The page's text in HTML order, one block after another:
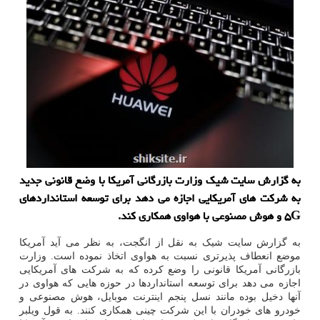
به گزارش سایت شیك وزارت بازرگانی آمریكا با وضع قانونی جدید
به شركت های آمریكایی اجازه می دهد برای توسعه استانداردهای
۵G و هوش مصنوعی با هواوی همكاری كند.
به گزارش سایت شیک به نقل از انگجت، به نظر می آید آمریکا
موضع انعطاف پذیرتری نسبت به هواوی اتخاذ نموده است. وزارت
بازرگانی آمریکا قانونی را وضع کرده که به شرکت های آمریکایی
اجازه می دهد برای توسعه استانداردها در حوزه هایی که هواوی در
آنها دخیل بوده مانند نسل پنجم اینترنت موبایل، هوش مصنوعی و
خودرو های خودران با این شرکت چینی همکاری کنند. به قول ویلبر